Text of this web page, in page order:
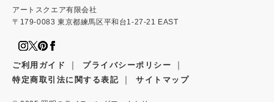
アートスクエア有限会社
〒179-0083 東京都練馬区平和台1-27-21 EAST
ご利用ガイド ｜ プライバシーポリシー ｜
特定商取引法に関する表記 ｜ サイトマップ